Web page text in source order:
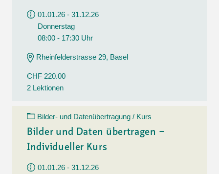
01.01.26 - 31.12.26
Donnerstag
08:00 - 17:30 Uhr
Rheinfelderstrasse 29, Basel
CHF 220.00
2 Lektionen
Bilder- und Datenübertragung / Kurs
Bilder und Daten übertragen –
Individueller Kurs
01.01.26 - 31.12.26